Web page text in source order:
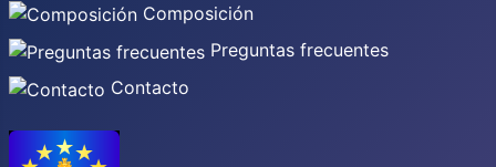
Composición
Preguntas frecuentes
Contacto